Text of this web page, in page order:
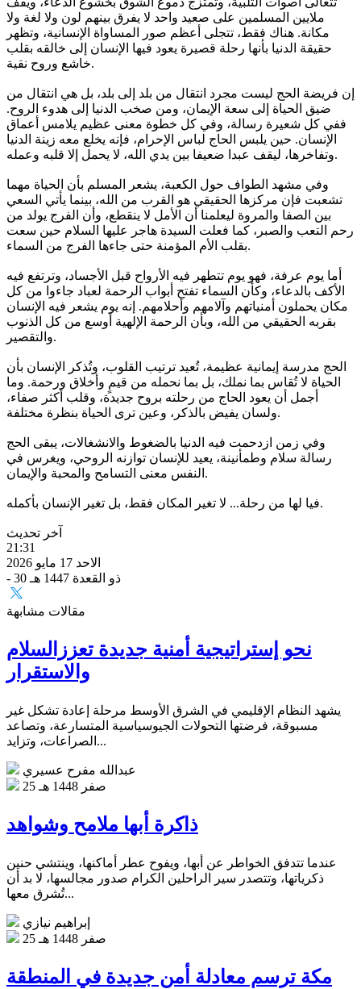
ملايين المسلمين على صعيد واحد لا يفرق بينهم لون ولا لغة ولا
مكانة. هناك فقط، تتجلى أعظم صور المساواة الإنسانية، وتظهر
حقيقة الدنيا بأنها رحلة قصيرة يعود فيها الإنسان إلى خالقه بقلب
خاشع وروح نقية.
إن فريضة الحج ليست مجرد انتقال من بلد إلى بلد، بل هي انتقال من
ضيق الحياة إلى سعة الإيمان، ومن صخب الدنيا إلى هدوء الروح.
ففي كل شعيرة رسالة، وفي كل خطوة معنى عظيم يلامس أعماق
الإنسان. حين يلبس الحاج لباس الإحرام، فإنه يخلع معه زينة الدنيا
وتفاخرها، ليقف عبدا ضعيفا بين يدي الله، لا يحمل إلا قلبه وعمله.
وفي مشهد الطواف حول الكعبة، يشعر المسلم بأن الحياة مهما
تشعبت فإن مركزها الحقيقي هو القرب من الله، بينما يأتي السعي
بين الصفا والمروة ليعلمنا أن الأمل لا ينقطع، وأن الفرج يولد من
رحم التعب والصبر، كما فعلت السيدة هاجر عليها السلام حين سعت
بقلب الأم المؤمنة حتى جاءها الفرج من السماء.
أما يوم عرفة، فهو يوم تتطهر فيه الأرواح قبل الأجساد، وترتفع فيه
الأكف بالدعاء، وكأن السماء تفتح أبواب الرحمة لعباد جاءوا من كل
مكان يحملون أمنياتهم وآلامهم وأحلامهم. إنه يوم يشعر فيه الإنسان
بقربه الحقيقي من الله، وبأن الرحمة الإلهية أوسع من كل الذنوب
والتقصير.
الحج مدرسة إيمانية عظيمة، تُعيد ترتيب القلوب، وتُذكر الإنسان بأن
الحياة لا تُقاس بما نملك، بل بما نحمله من قيمٍ وأخلاق ورحمة. وما
أجمل أن يعود الحاج من رحلته بروح جديدة، وقلب أكثر صفاء،
ولسان يفيض بالذكر، وعين ترى الحياة بنظرة مختلفة.
وفي زمن ازدحمت فيه الدنيا بالضغوط والانشغالات، يبقى الحج
رسالة سلام وطمأنينة، يعيد للإنسان توازنه الروحي، ويغرس في
النفس معنى التسامح والمحبة والإيمان.
فيا لها من رحلة... لا تغير المكان فقط، بل تغير الإنسان بأكمله.
آخر تحديث
21:31
الاحد 17 مايو 2026
- 30 ذو القعدة 1447 هـ
مقالات مشابهة
نحو إستراتيجية أمنية جديدة تعززالسلام
والاستقرار
يشهد النظام الإقليمي في الشرق الأوسط مرحلة إعادة تشكل غير
مسبوقة، فرضتها التحولات الجيوسياسية المتسارعة، وتصاعد
الصراعات، وتزايد...
عبدالله مفرح عسيري
25 صفر 1448 هـ
ذاكرة أبها ملامح وشواهد
عندما تتدفق الخواطر عن أبها، ويفوح عطر أماكنها، وينتشي حنين
ذكرياتها، وتتصدر سير الراحلين الكرام صدور مجالسها، لا بد أن
تُشرق معها...
إبراهيم نيازي
25 صفر 1448 هـ
مكة ترسم معادلة أمن جديدة في المنطقة